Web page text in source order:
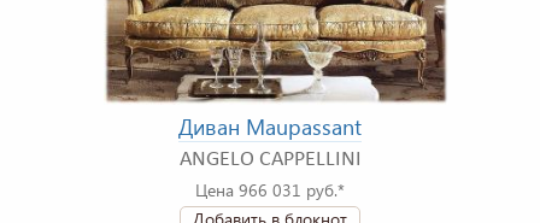
Диван Maupassant
ANGELO CAPPELLINI
Цена 966 031 руб.*